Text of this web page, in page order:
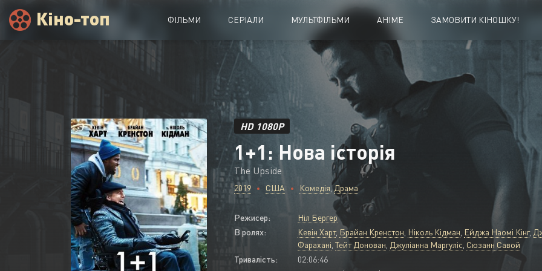
Кіно-топ ФІЛЬМИ
Вся кіноколекція
2022 2021 2020
2019
2018
2017 2016 2015
Біографія
Воєнний
Детектив
Документальний
Драма
Історичний
СЕРІАЛИ МУЛЬТФІЛЬМИ АНІМЕ ЗАМОВИТИ КІНОШКУ!
HD 1080P
1+1: Нова історія
The Upside
2019 США Комедія,Драма
Режисер:
Ніл Бергер
В ролях:
Кевін Харт, Брайан Кренстон Ніколь Кідман Ейджа Наомі Кінг,
Фарахані Тейт Донован Джуліанна Маргуліс Сюзанн Савой
Тривалість:
02:06:46